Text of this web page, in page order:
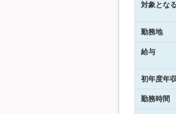
対象とな
勤務地
給与
初年度年
勤務時間